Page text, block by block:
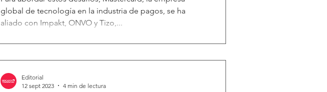
global de tecnología en la industria de pagos, se ha
aliado con Impakt, ONVO y Tizo,...
Editorial
12 sept 2023
4 min de lectura